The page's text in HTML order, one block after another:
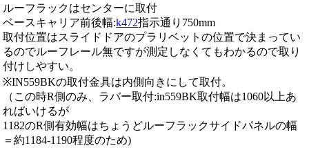
ルーフラックはセンターに取付
ベースキャリア前後幅:k472指示通り750mm
取付位置はスライドドアのプラリベットの位置で決まってい
るのでルーフレール無ですが測定しなくてもわかるので取り
付けしやすい。
※IN559BKの取付金具は内側向きにして取付。
（この時R側のみ、ラバー取付:in559BK取付幅は1060以上あ
ればいけるが
1182のR側有効幅はちょうどルーフラックサイドパネルの幅
＝約1184-1190程度のため)